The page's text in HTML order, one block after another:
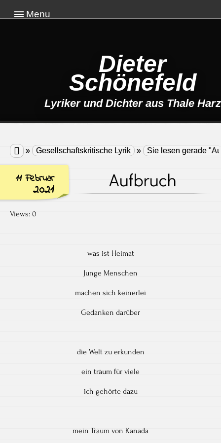
Menu
Dieter
Schönefeld
Lyriker und Dichter aus Thale Harz
 » Gesellschaftskritische Lyrik » Sie lesen gerade
11 Februar
2021 Aufbruch
Views: 0
was ist Heimat
Junge Menschen
machen sich keinerlei
Gedanken darüber
die Welt zu erkunden
ein träum für viele
ich gehörte dazu
mein Traum von Kanada